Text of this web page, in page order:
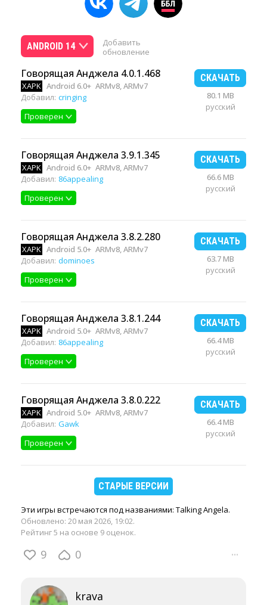
ANDROID 14
Добавить
обновление
Говорящая Анджела 4.0.1.468
XAPK Android 6.0+ ARMv8, ARMv7
Добавил: cringing
Проверен
СКАЧАТЬ
80.1 MB
русский
Говорящая Анджела 3.9.1.345
XAPK Android 6.0+ ARMv8, ARMv7
Добавил: 86appealing
Проверен
СКАЧАТЬ
66.6 MB
русский
Говорящая Анджела 3.8.2.280
XAPK Android 5.0+ ARMv8, ARMv7
Добавил: dominoes
Проверен
СКАЧАТЬ
63.7 MB
русский
Говорящая Анджела 3.8.1.244
XAPK Android 5.0+ ARMv8, ARMv7
Добавил: 86appealing
Проверен
СКАЧАТЬ
66.4 MB
русский
Говорящая Анджела 3.8.0.222
XAPK Android 5.0+ ARMv8, ARMv7
Добавил: Gawk
Проверен
СКАЧАТЬ
66.4 MB
русский
СТАРЫЕ ВЕРСИИ
Эти игры встречаются под названиями: Talking Angela.
Обновлено: 20 мая 2026, 19:02.
Рейтинг 5 на основе 9 оценок.
9 0 ···
krava